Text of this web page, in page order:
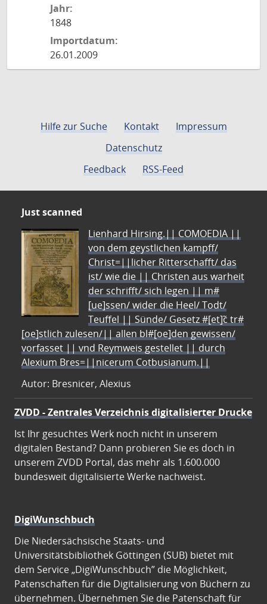
Jahr:
1848
Importdatum:
26.01.2009
Hilfe zur Suche Kontakt
Impressum
Datenschutz
Feedback
RSS-Feed
Just scanned
Lienhard Hirsing.|| COMOEDIA ||
von dem geystlichen kampff/
Christ=||licher Ritterschafft/ das
ist/ wie die || Christen aus warheit
der schrifft/ sich legen || m#
[ue]ssen/ wider die Heel/ Todt/
Teuffel || Sünde/ Gesetz #[et]c̃ tr#
[oe]stlich zulesen/|| allen bl#[oe]den gewissen/
vorfasset || vnd Reymweis gestellet || durch
Alexium Bres=||nicerum Cotbusianum.||
Autor: Bresnicer, Alexius
ZVDD - Zentrales Verzeichnis digitalisierter Drucke
Ist Ihr gesuchtes Werk noch nicht in unserem
digitalen Bestand? Dann probieren Sie es doch in
unserem ZVDD Portal, das mehr als 1.600.000
bundesweit digitalisierte Werke nachweist.
DigiWunschbuch
Die Niedersächsische Staats- und
Universitätsbibliothek Göttingen (SUB) bietet mit
dem Service „DigiWunschbuch” die Möglichkeit,
Patenschaften für die Digitalisierung von Büchern zu
übernehmen. Übernehmen Sie die Patenschaft für